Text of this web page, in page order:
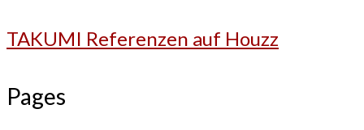
TAKUMI Referenzen auf Houzz
Pages